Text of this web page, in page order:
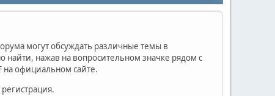
могут обсуждать различные темы в
нажав на вопросительном значке рядом с
на официальном сайте.